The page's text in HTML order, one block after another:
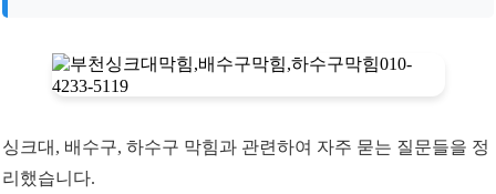
싱크대, 배수구, 하수구 막힘과 관련하여 자주 묻는 질문들을 정
리했습니다.